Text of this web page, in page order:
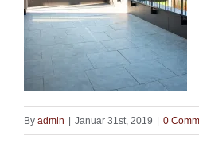
By admin | Januar 31st, 2019 | 0